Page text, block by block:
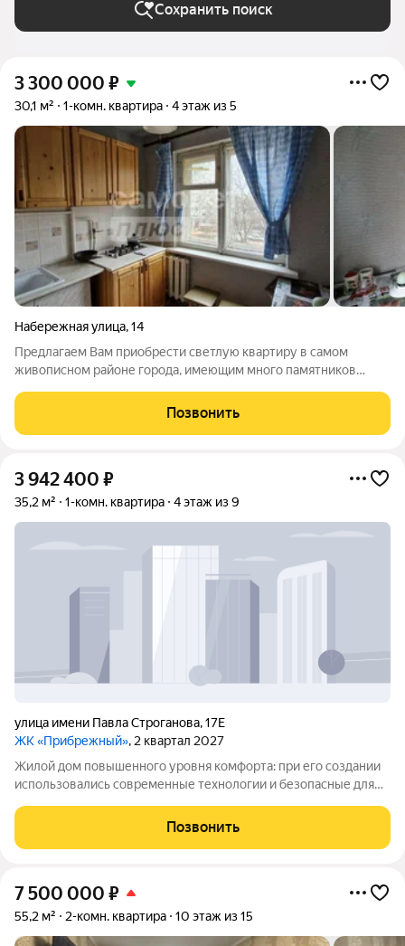
Сохранить поиск
3 300 000 ₽
30,1 м² 1-комн. квартира 4 этаж из 5
Набережная улица,14
Предлагаем Вам приобрести светлую квaртиpу в самом
живописном районе города, имеющим много памятников
квартиры обеспечивает максимальный комфорт. Основные
характеристики: Общая площадь - 30,1 кв.м.
Позвонить
3 942 400 ₽
35,2 м² 1-комн. квартира 4 этаж из 9
улица имени Павла Строганова,17Е
ЖК «Прибрежный», 2 квартал 2027
Жилой дом повышенного уровня комфорта: при его создании
использовались современные технологии и безопасные для
расположены удобно, рядом есть школы и
Позвонить
7 500 000 ₽
55,2 м² 2-комн. квартира 10 этаж из 15